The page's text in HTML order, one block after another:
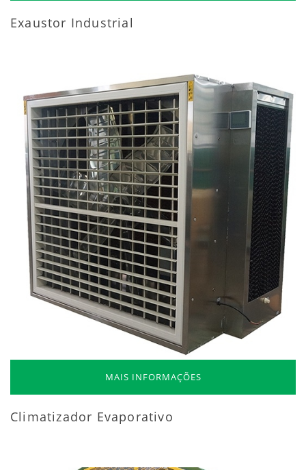
Exaustor Industrial
MAIS INFORMAÇÕES
Climatizador Evaporativo